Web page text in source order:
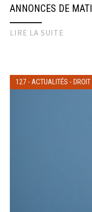
ANNONCES DE
LIRE LA SUITE
127 - ACTUALITÉS - DROIT